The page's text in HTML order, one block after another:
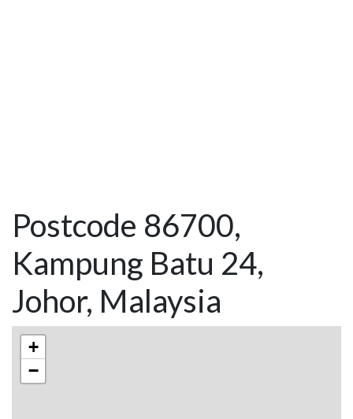
Postcode 86700,
Kampung Batu 24,
Johor, Malaysia
+
−